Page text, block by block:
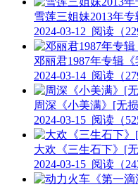
雪莲三姐妹2013年
2024-03-12 阅读（
邓丽君1987年专辑
2024-03-14 阅读（
周深《小美满》[无
2024-03-15 阅读（
大欢《三生石下》[
2024-03-15 阅读（